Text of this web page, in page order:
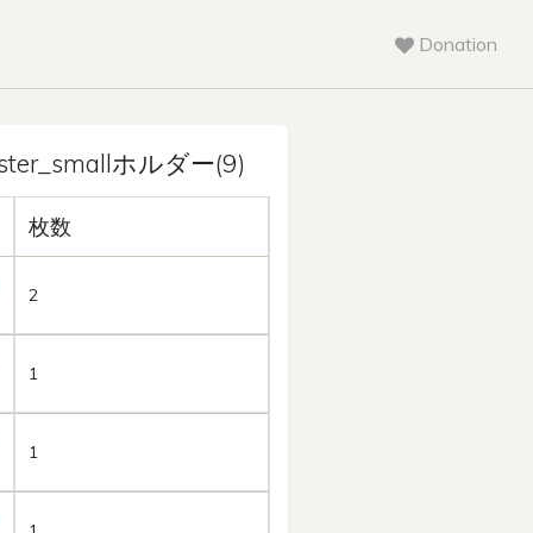
Donation
ホルダー(9)
枚数
2
1
1